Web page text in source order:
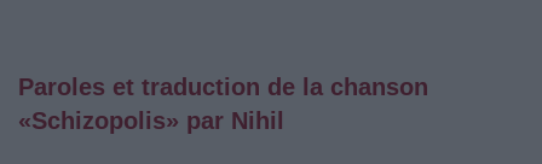
Paroles et traduction de la chanson
«Schizopolis» par Nihil